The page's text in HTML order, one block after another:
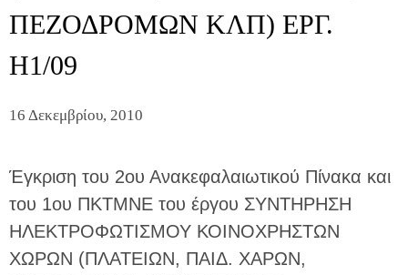
ΠΕΖΟΔΡΟΜΩΝ ΚΛΠ) ΕΡΓ.
Η1/09
16 Δεκεμβρίου, 2010
Έγκριση του 2ου Ανακεφαλαιωτικού Πίνακα και
του 1ου ΠΚΤΜΝΕ του έργου ΣΥΝΤΗΡΗΣΗ
ΗΛΕΚΤΡΟΦΩΤΙΣΜΟΥ ΚΟΙΝΟΧΡΗΣΤΩΝ
ΧΩΡΩΝ (ΠΛΑΤΕΙΩΝ, ΠΑΙΔ. ΧΑΡΩΝ,